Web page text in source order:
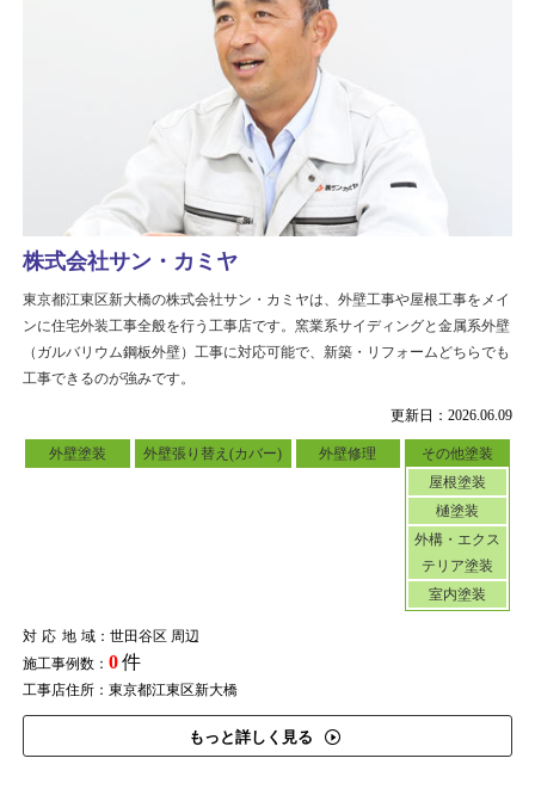
更新日：2026.06.09
外壁塗装 外壁張り替え(カバー) 外壁修理
その他塗装
屋根塗装
樋塗装
外構・エクス
テリア塗装
室内塗装
対応地域：世田谷区 周辺
施工事例数： 0件
工事店住所：東京都江東区新大橋
もっと詳しく見る
株式会社サン・カミヤ
東京都江東区新大橋の株式会社サン・カミヤは、外壁工事や屋根工事をメイ
ンに住宅外装工事全般を行う工事店です。窯業系サイディングと金属系外壁
（ガルバリウム鋼板外壁）工事に対応可能で、新築・リフォームどちらでも
工事できるのが強みです。